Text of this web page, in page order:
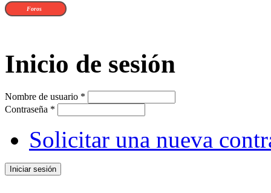
Foros
Inicio de sesión
Nombre de usuario *
Contraseña *
Solicitar una nueva